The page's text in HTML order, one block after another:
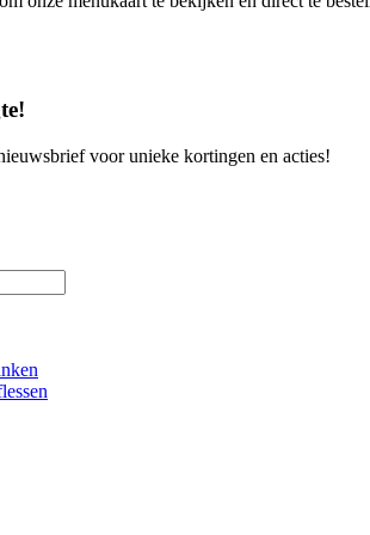
voor unieke kortingen en acties!